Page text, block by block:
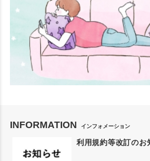
INFORMATION インフォメーション
利用規約等改訂のお